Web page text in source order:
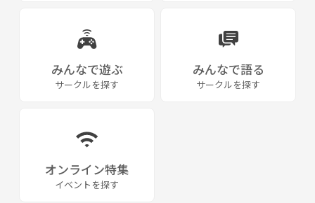
みんなで遊ぶ
サークルを探す
みんなで語る
サークルを探す
オンライン特集
イベントを探す